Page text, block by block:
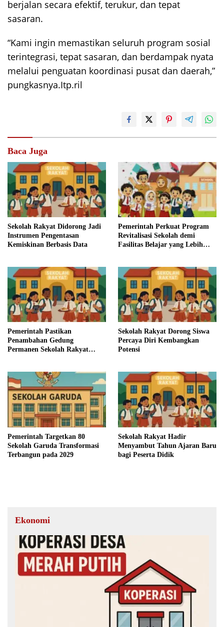
berjalan secara efektif, terukur, dan tepat
sasaran.
“Kami ingin memastikan seluruh program sosial
terintegrasi, tepat sasaran, dan berdampak nyata
melalui penguatan koordinasi pusat dan daerah,”
pungkasnya.Itp.ril
Baca Juga
Sekolah Rakyat Didorong Jadi
Instrumen Pengentasan
Kemiskinan Berbasis Data
Pemerintah Perkuat Program
Revitalisasi Sekolah demi
Fasilitas Belajar yang Lebih
Pemerintah Pastikan
Penambahan Gedung
Permanen Sekolah Rakyat
Sekolah Rakyat Dorong Siswa
Percaya Diri Kembangkan
Potensi
Pemerintah Targetkan 80
Sekolah Garuda Transformasi
Terbangun pada 2029
Sekolah Rakyat Hadir
Menyambut Tahun Ajaran Baru
bagi Peserta Didik
Ekonomi